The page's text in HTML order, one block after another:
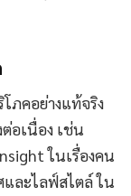
ภคอย่างแท้จริง
อเนื่อง เช่น
ในเรื่องคน
ละไลฟ์สไตล์ ใน